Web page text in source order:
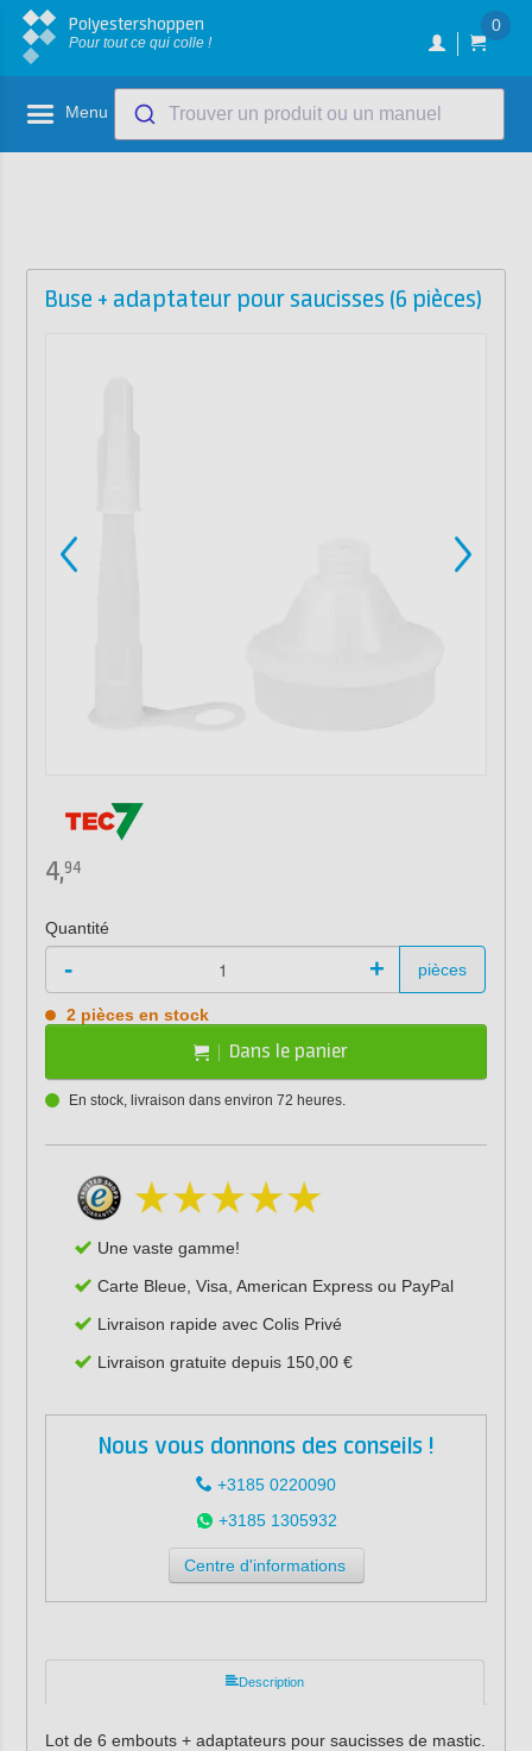
Polyestershoppen
Pour tout ce qui colle !
0
Menu Trouver un produit ou un manuel
Buse + adaptateur pour saucisses (6 pièces)
4,94
Quantité
- + pièces
2 pièces en stock
Dans le panier
En stock, livraison dans environ 72 heures.
Une vaste gamme!
Carte Bleue, Visa, American Express ou PayPal
Livraison rapide avec Colis Privé
Livraison gratuite depuis 150,00 €
Nous vous donnons des conseils !
+3185 0220090
+3185 1305932
Centre d'informations
Description
Lot de 6 embouts + adaptateurs pour saucisses de mastic.